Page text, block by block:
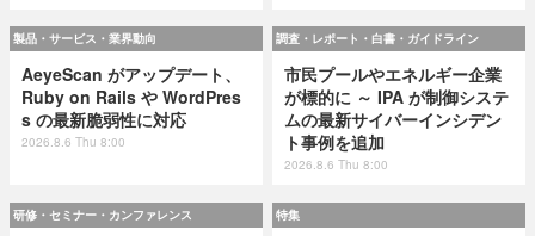
製品・サービス・業界動向
AeyeScan がアップデート、
Ruby on Rails や WordPres
s の最新脆弱性に対応
2026.8.6 Thu 8:00
調査・レポート・白書・ガイドライン
市民プールやエネルギー企業
が標的に ～ IPA が制御システ
ムの最新サイバーインシデン
ト事例を追加
2026.8.6 Thu 8:00
研修・セミナー・カンファレンス 特集